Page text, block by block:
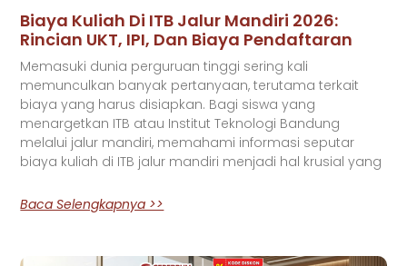
Biaya Kuliah Di ITB Jalur Mandiri 2026:
Rincian UKT, IPI, Dan Biaya Pendaftaran
Memasuki dunia perguruan tinggi sering kali
memunculkan banyak pertanyaan, terutama terkait
biaya yang harus disiapkan. Bagi siswa yang
menargetkan ITB atau Institut Teknologi Bandung
melalui jalur mandiri, memahami informasi seputar
biaya kuliah di ITB jalur mandiri menjadi hal krusial yang
Baca Selengkapnya >>